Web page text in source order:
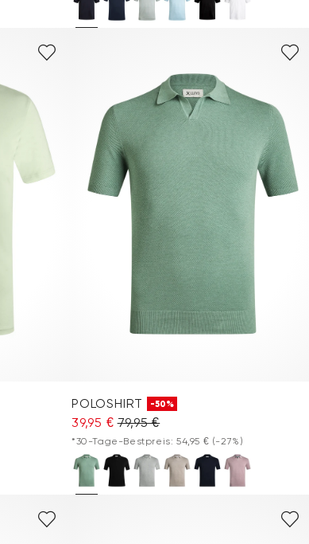
POLOSHIRT -50%
39,95 € 79,95 €
*30-Tage-Bestpreis: 54,95 € (-27%)